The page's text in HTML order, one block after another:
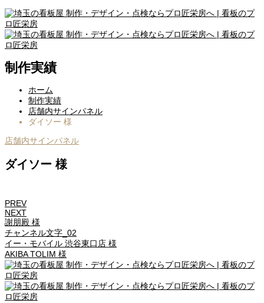
制作実績
ホーム
制作実績
店舗内サインパネル
ダイソー 様
店舗内サインパネル
ダイソー 様
PREV
NEXT
謝朋殿 様
チャンネル文字_02
イー・モバイル 渋谷東口店 様
AKIBA TOLIM 様